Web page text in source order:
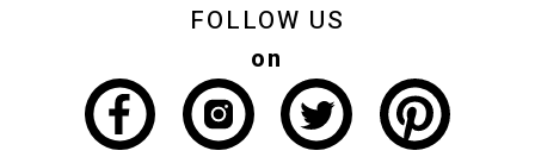
FOLLOW US
on